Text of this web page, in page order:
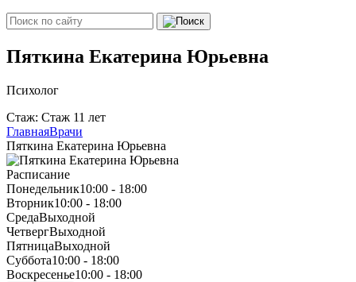
Пяткина Екатерина Юрьевна
Психолог
Стаж: Стаж 11 лет
ГлавнаяВрачи
Пяткина Екатерина Юрьевна
Расписание
Понедельник10:00 - 18:00
Вторник10:00 - 18:00
СредаВыходной
ЧетвергВыходной
ПятницаВыходной
Суббота10:00 - 18:00
Воскресенье10:00 - 18:00